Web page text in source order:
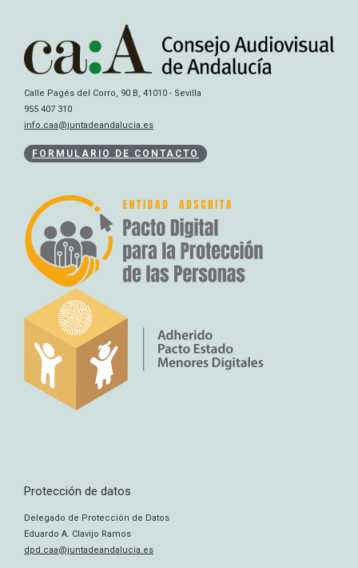
Calle Pagés del Corro, 90 B, 41010 - Sevilla
955 407 310
info.caa@juntadeandalucia.es
FORMULARIO DE CONTACTO
Protección de datos
Delegado de Protección de Datos
Eduardo A. Clavijo Ramos
dpd.caa@juntadeandalucia.es